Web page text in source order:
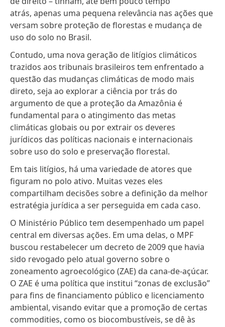
atrás, apenas uma pequena relevância nas ações que
versam sobre proteção de florestas e mudança de
uso do solo no Brasil.
Contudo, uma nova geração de litígios climáticos
trazidos aos tribunais brasileiros tem enfrentado a
questão das mudanças climáticas de modo mais
direto, seja ao explorar a ciência por trás do
argumento de que a proteção da Amazônia é
fundamental para o atingimento das metas
climáticas globais ou por extrair os deveres
jurídicos das políticas nacionais e internacionais
sobre uso do solo e preservação florestal.
Em tais litígios, há uma variedade de atores que
figuram no polo ativo. Muitas vezes eles
compartilham decisões sobre a definição da melhor
estratégia jurídica a ser perseguida em cada caso.
O Ministério Público tem desempenhado um papel
central em diversas ações. Em uma delas, o MPF
buscou restabelecer um decreto de 2009 que havia
sido revogado pelo atual governo sobre o
zoneamento agroecológico (ZAE) da cana-de-açúcar.
O ZAE é uma política que institui “zonas de exclusão”
para fins de financiamento público e licenciamento
ambiental, visando evitar que a promoção de certas
commodities, como os biocombustíveis, se dê às